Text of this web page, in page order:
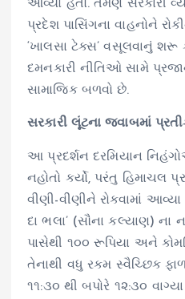
આવ્યો હતો. તેમણે સરકારી
પ્રદેશ પાસિંગના વાહનોને
‘ખાલસા ટેક્સ’ વસૂલવાનું શરૂ
દમનકારી નીતિઓ સામે
સામાજિક બળવો છે.
સરકારી લૂંટના જવાબમાં
આ પ્રદર્શન દરમિયાન
નહોતો કર્યો, પરંતુ હિમાચલ
વીણી-વીણીને રોકવામાં
દા ભલા’ (સૌના કલ્યાણ) ના
પાસેથી ૧૦૦ રૂપિયા અને
તેનાથી વધુ રકમ સ્વૈચ્છિક
૧૧:૩૦ થી બપોરે ૧૨:૩૦